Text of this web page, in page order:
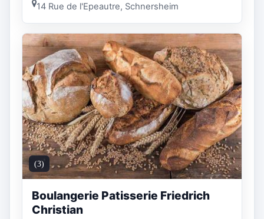
14 Rue de l'Epeautre, Schnersheim
(3)
Boulangerie Patisserie Friedrich
Christian